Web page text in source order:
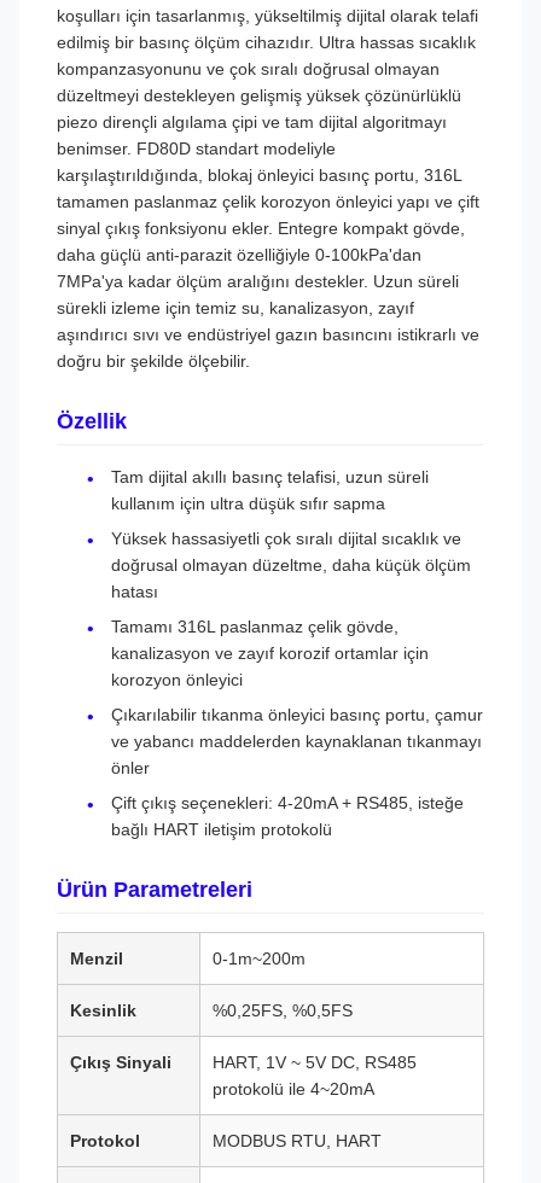
koşulları için tasarlanmış, yükseltilmiş dijital olarak telafi
edilmiş bir basınç ölçüm cihazıdır. Ultra hassas sıcaklık
kompanzasyonunu ve çok sıralı doğrusal olmayan
düzeltmeyi destekleyen gelişmiş yüksek çözünürlüklü
piezo dirençli algılama çipi ve tam dijital algoritmayı
benimser. FD80D standart modeliyle
karşılaştırıldığında, blokaj önleyici basınç portu, 316L
tamamen paslanmaz çelik korozyon önleyici yapı ve çift
sinyal çıkış fonksiyonu ekler. Entegre kompakt gövde,
daha güçlü anti-parazit özelliğiyle 0-100kPa'dan
7MPa'ya kadar ölçüm aralığını destekler. Uzun süreli
sürekli izleme için temiz su, kanalizasyon, zayıf
aşındırıcı sıvı ve endüstriyel gazın basıncını istikrarlı ve
doğru bir şekilde ölçebilir.
Özellik
Tam dijital akıllı basınç telafisi, uzun süreli
kullanım için ultra düşük sıfır sapma
Yüksek hassasiyetli çok sıralı dijital sıcaklık ve
doğrusal olmayan düzeltme, daha küçük ölçüm
hatası
Tamamı 316L paslanmaz çelik gövde,
kanalizasyon ve zayıf korozif ortamlar için
korozyon önleyici
Çıkarılabilir tıkanma önleyici basınç portu, çamur
ve yabancı maddelerden kaynaklanan tıkanmayı
önler
Çift çıkış seçenekleri: 4-20mA + RS485, isteğe
bağlı HART iletişim protokolü
Ürün Parametreleri
Menzil 0-1m~200m
Kesinlik %0,25FS, %0,5FS
Çıkış Sinyali
HART, 1V ~ 5V DC, RS485
protokolü ile 4~20mA
Protokol MODBUS RTU, HART